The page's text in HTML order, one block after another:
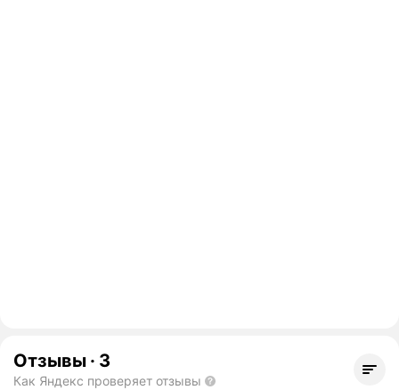
Отзывы · 3
Как Яндекс проверяет отзывы